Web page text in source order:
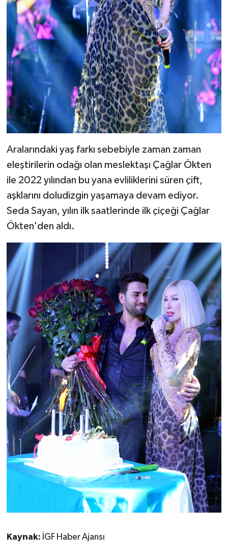
Aralarındaki yaş farkı sebebiyle zaman zaman
eleştirilerin odağı olan meslektaşı Çağlar Ökten
ile 2022 yılından bu yana evliliklerini süren çift,
aşklarını doludizgin yaşamaya devam ediyor.
Seda Sayan, yılın ilk saatlerinde ilk çiçeği Çağlar
Ökten'den aldı.
Kaynak: İGF Haber Ajansı